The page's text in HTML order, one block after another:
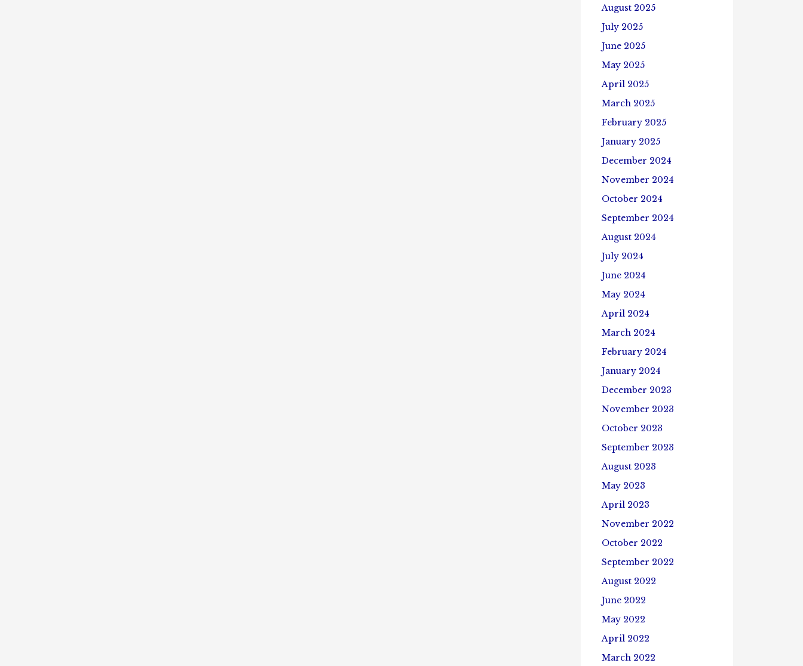
August 2025
July 2025
June 2025
May 2025
April 2025
March 2025
February 2025
January 2025
December 2024
November 2024
October 2024
September 2024
August 2024
July 2024
June 2024
May 2024
April 2024
March 2024
February 2024
January 2024
December 2023
November 2023
October 2023
September 2023
August 2023
May 2023
April 2023
November 2022
October 2022
September 2022
August 2022
June 2022
May 2022
April 2022
March 2022